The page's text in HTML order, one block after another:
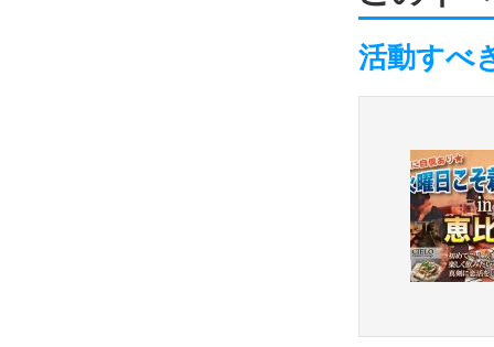
活動すべ